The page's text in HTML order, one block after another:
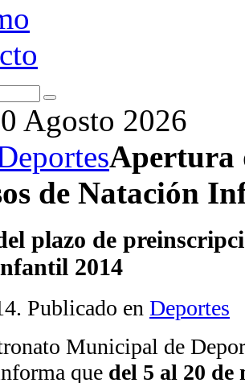
Agosto 2026
Apertura
de Natación
plazo de
2014
. Publicado en Deportes
Municipal de
que del 5 al 20 de